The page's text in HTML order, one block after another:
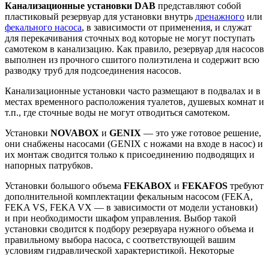
Канализационные установки DAB представляют собой
пластиковый резервуар для установки внутрь дренажного или
фекального насоса, в зависимости от применения, и служат
для перекачивания сточных вод которые не могут поступать
самотеком в канализацию. Как правило, резервуар для насосов
выполнен из прочного сшитого полиэтилена и содержит всю
разводку труб для подсоединения насосов.
Канализационные установки часто размещают в подвалах и в
местах временного расположения туалетов, душевых комнат и
т.п., где сточные воды не могут отводиться самотеком.
Установки NOVABOX и GENIX — это уже готовое решение,
они снабжены насосами (GENIX с ножами на входе в насос) и
их монтаж сводится только к присоединению подводящих и
напорных патрубков.
Установки большого объема FEKABOX и FEKAFOS требуют
дополнительной комплектации фекальным насосом (FEKA,
FEKA VS, FEKA VX — в зависимости от модели установки)
и при необходимости шкафом управления. Выбор такой
установки сводится к подбору резервуара нужного объема и
правильному выбора насоса, с соответствующей вашим
условиям гидравлической характеристикой. Некоторые